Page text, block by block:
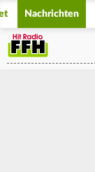
Nachrichten